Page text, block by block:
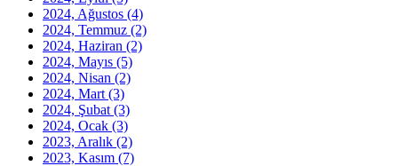
2024, Ağustos (4)
2024, Temmuz (2)
2024, Haziran (2)
2024, Mayıs (5)
2024, Nisan (2)
2024, Mart (3)
2024, Şubat (3)
2024, Ocak (3)
2023, Aralık (2)
2023, Kasım (7)